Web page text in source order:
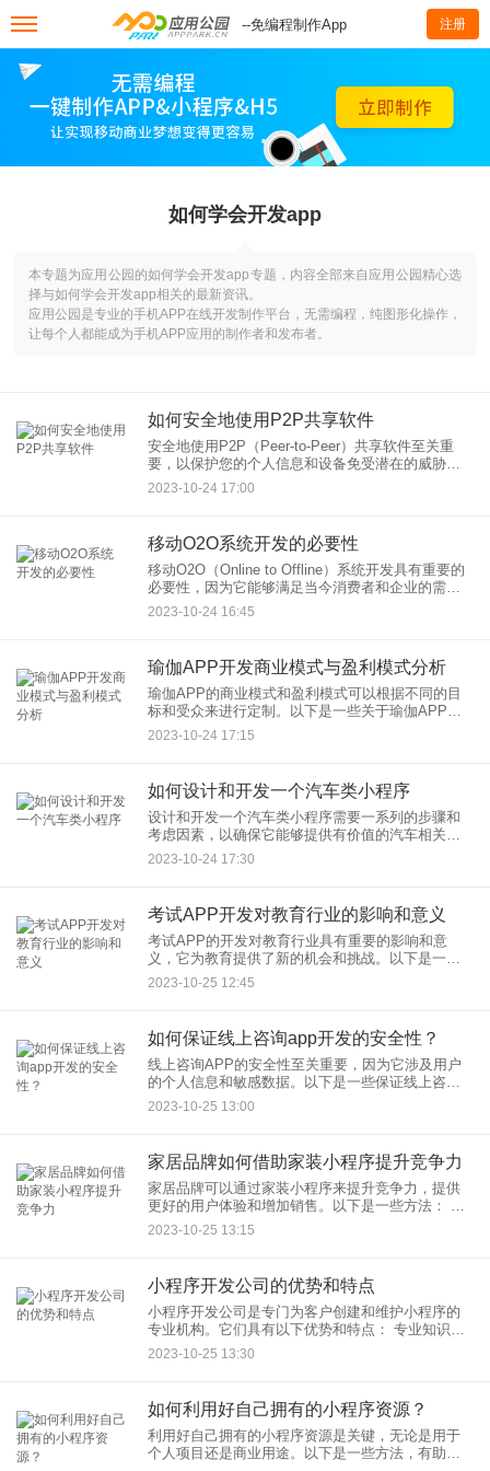
--免编程制作App 注册
如何学会开发app
本专题为应用公园的如何学会开发app专题，内容全部来自应用公园精心选
择与如何学会开发app相关的最新资讯。
应用公园是专业的手机APP在线开发制作平台，无需编程，纯图形化操作，
让每个人都能成为手机APP应用的制作者和发布者。
如何安全地使用P2P共享软件
安全地使用P2P（Peer-to-Peer）共享软件至关重
要，以保护您的个人信息和设备免受潜在的威胁。
以下是一些关于如何安全地使用P2P共享软件的建
议：
2023-10-24 17:00
移动O2O系统开发的必要性
移动O2O（Online to Offline）系统开发具有重要的
必要性，因为它能够满足当今消费者和企业的需
求，提供更便捷、高效、智能的线上到线下服务交
互体验。以下是一些关于移动O2O系统开发的必要
2023-10-24 16:45
瑜伽APP开发商业模式与盈利模式分析
瑜伽APP的商业模式和盈利模式可以根据不同的目
标和受众来进行定制。以下是一些关于瑜伽APP的
2023-10-24 17:15
如何设计和开发一个汽车类小程序
设计和开发一个汽车类小程序需要一系列的步骤和
考虑因素，以确保它能够提供有价值的汽车相关信
息和功能。以下是设计和开发汽车类小程序的基本
步骤：
2023-10-24 17:30
考试APP开发对教育行业的影响和意义
考试APP的开发对教育行业具有重要的影响和意
义，它为教育提供了新的机会和挑战。以下是一些
关于考试APP对教育行业的影响和意义的方面：
2023-10-25 12:45
如何保证线上咨询app开发的安全性？
线上咨询APP的安全性至关重要，因为它涉及用户
的个人信息和敏感数据。以下是一些保证线上咨询
APP开发安全性的关键步骤：
2023-10-25 13:00
家居品牌如何借助家装小程序提升竞争力
家居品牌可以通过家装小程序来提升竞争力，提供
更好的用户体验和增加销售。以下是一些方法： 个
性化设计和咨询：家居小程序可以集成虚拟家装设
计工具，让用户根据
2023-10-25 13:15
小程序开发公司的优势和特点
小程序开发公司是专门为客户创建和维护小程序的
专业机构。它们具有以下优势和特点： 专业知识：
小程序开发公司通常由经验丰富的开发人员和设计
师组成，他们了解小
2023-10-25 13:30
如何利用好自己拥有的小程序资源？
利用好自己拥有的小程序资源是关键，无论是用于
个人项目还是商业用途。以下是一些方法，有助于